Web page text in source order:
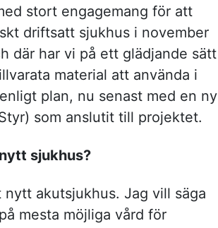
stort engagemang för att
driftsatt sjukhus i november
där har vi på ett glädjande sätt
material att använda i
plan, nu senast med en ny
som anslutit till projektet.
sjukhus?
akutsjukhus. Jag vill säga
mesta möjliga vård för